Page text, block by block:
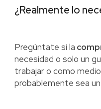
¿Realmente lo
Pregúntate si la
necesidad o solo un
trabajar o como
probablemente sea